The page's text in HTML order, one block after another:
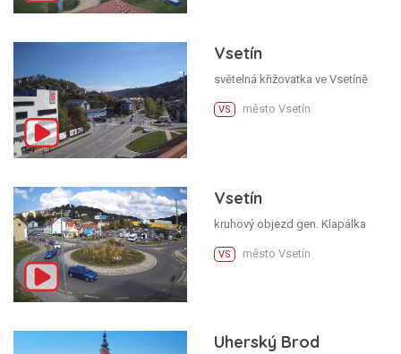
Vsetín
světelná křižovatka ve Vsetíně
VS město Vsetín
Vsetín
kruhový objezd gen. Klapálka
VS město Vsetín
Uherský Brod